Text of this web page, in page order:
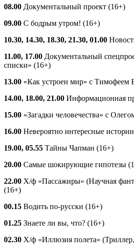
08.00 Документальный проект (16+)
09.00 С бодрым утром! (16+)
10.30, 14.30, 18.30, 21.30, 01.00
11.00, 17.00 Документальный
списки» (16+)
13.00 «Как устроен мир» с Тимофеем
14.00, 18.00, 21.00 Информационная
15.00 «Загадки человечества» с
16.00 Невероятно интересные
19.00, 05.55 Тайны Чапман (16+)
20.00 Самые шокирующие гипотезы
22.00 Х/ф «Пассажиры» (Научная
(16+)
00.15 Водить по-русски (16+)
01.25 Знаете ли вы, что? (16+)
02.30 Х/ф «Иллюзия полета»